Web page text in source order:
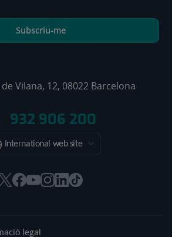
Subscriu-me
Vilana, 12, 08022 Barcelona
932 906 200
International web site
AquestAquestAquestAquest
AquestEnllaç
legal